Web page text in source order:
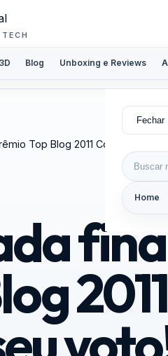
Blog Unboxing e Reviews
Fechar
Buscar
Home
Top Blog 2011 Contamos com